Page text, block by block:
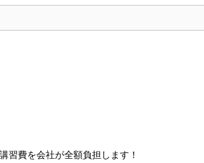
習費を会社が全額負担します！